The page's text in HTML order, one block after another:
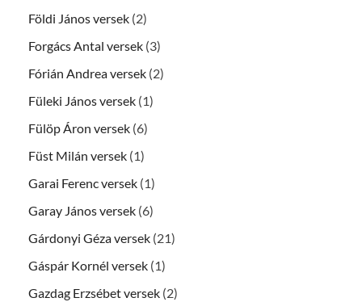
Földi János versek (2)
Forgács Antal versek (3)
Fórián Andrea versek (2)
Füleki János versek (1)
Fülöp Áron versek (6)
Füst Milán versek (1)
Garai Ferenc versek (1)
Garay János versek (6)
Gárdonyi Géza versek (21)
Gáspár Kornél versek (1)
Gazdag Erzsébet versek (2)